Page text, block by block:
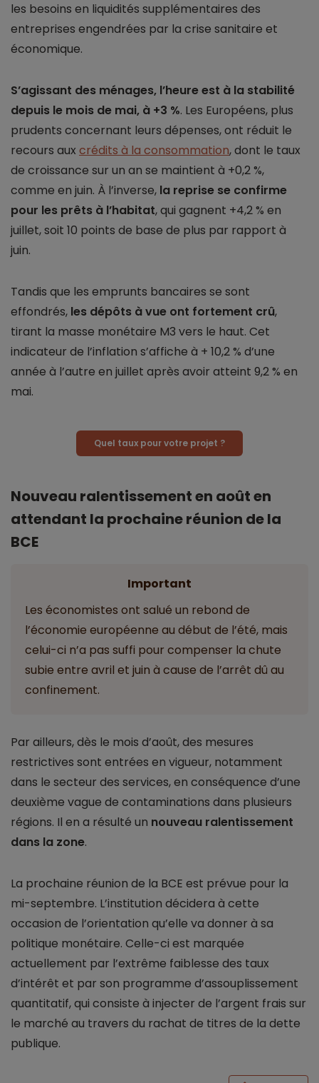
les besoins en liquidités supplémentaires des
entreprises engendrées par la crise sanitaire et
économique.
S’agissant des ménages, l’heure est à la stabilité
depuis le mois de mai, à +3 %. Les Européens, plus
prudents concernant leurs dépenses, ont réduit le
recours aux crédits à la consommation, dont le taux
de croissance sur un an se maintient à +0,2 %,
comme en juin. À l’inverse, la reprise se confirme
pour les prêts à l’habitat, qui gagnent +4,2 % en
juillet, soit 10 points de base de plus par rapport à
juin.
Tandis que les emprunts bancaires se sont
effondrés, les dépôts à vue ont fortement crû,
tirant la masse monétaire M3 vers le haut. Cet
indicateur de l’inflation s’affiche à + 10,2 % d’une
année à l’autre en juillet après avoir atteint 9,2 % en
mai.
Quel taux pour votre projet ?
Nouveau ralentissement en août en
attendant la prochaine réunion de la
BCE
Important
Les économistes ont salué un rebond de
l’économie européenne au début de l’été, mais
celui-ci n’a pas suffi pour compenser la chute
subie entre avril et juin à cause de l’arrêt dû au
confinement.
Par ailleurs, dès le mois d’août, des mesures
restrictives sont entrées en vigueur, notamment
dans le secteur des services, en conséquence d’une
deuxième vague de contaminations dans plusieurs
régions. Il en a résulté un nouveau ralentissement
dans la zone.
La prochaine réunion de la BCE est prévue pour la
mi-septembre. L’institution décidera à cette
occasion de l’orientation qu’elle va donner à sa
politique monétaire. Celle-ci est marquée
actuellement par l’extrême faiblesse des taux
d’intérêt et par son programme d’assouplissement
quantitatif, qui consiste à injecter de l’argent frais sur
le marché au travers du rachat de titres de la dette
publique.